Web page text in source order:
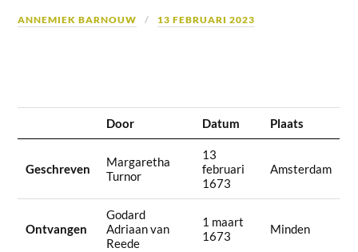
ANNEMIEK BARNOUW 13 FEBRUARI 2023
Door Datum Plaats
Geschreven
Margaretha
Turnor
13
februari
1673
Amsterdam
Ontvangen
Godard
Adriaan van
Reede
1 maart
1673
Minden